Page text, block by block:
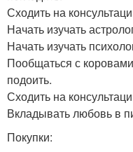
Сходить на
Начать изучать
Начать изучать
Пообщаться с
подоить.
Сходить на
Вкладывать любовь в
Покупки: